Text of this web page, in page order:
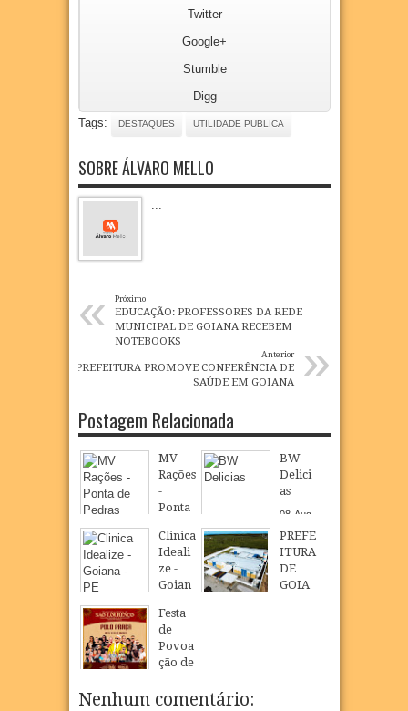
Twitter
Google+
Stumble
Digg
Tags:
DESTAQUES UTILIDADE PUBLICA
SOBRE ÁLVARO MELLO
...
« Próximo
EDUCAÇÃO: PROFESSORES DA REDE
MUNICIPAL DE GOIANA RECEBEM
NOTEBOOKS
»
Anterior
PREFEITURA PROMOVE CONFERÊNCIA DE
SAÚDE EM GOIANA
Postagem Relacionada
MV
Rações
-
Ponta
Pedra
s
BW
Delici
as
08 Aug
2026
Clinica
Ideali
ze -
Goian
08 Aug 2026
PREFE
ITURA
DE
GOIA
Festa
de
Povoa
ção de
Loure
Nenhum comentário: